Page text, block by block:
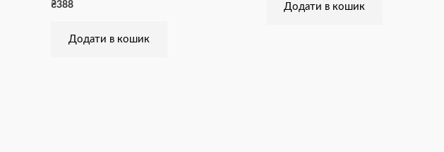
₴388
Додати в кошик
Додати в кошик